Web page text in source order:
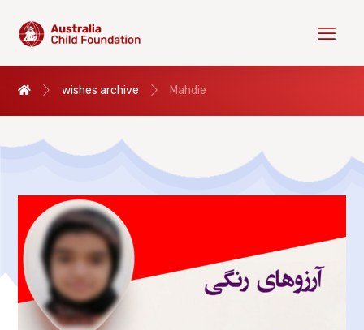
wishes archive Mahdie